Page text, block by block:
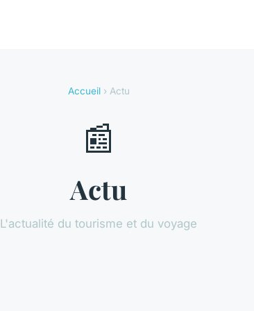
Accueil› Actu
📰
Actu
L'actualité du tourisme et du voyage